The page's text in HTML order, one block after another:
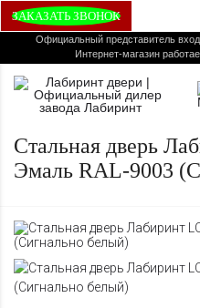
ЗАКАЗАТЬ ЗВОНОК
Официальный представитель
Интернет-магазин
Стальная дверь
Эмаль RAL-9003